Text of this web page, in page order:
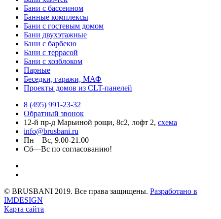
Бани с бассеином
Банные комплексы
Бани с гостевым домом
Бани двухэтажные
Бани с барбекю
Бани с террасой
Бани с хозблоком
Парные
Беседки, гаражи, МАФ
Проекты домов из CLT-панелей
8 (495) 991-23-32
Обратный звонок
12-й пр-д Марьиной рощи, 8с2, лофт 2, схема
info@brusbani.ru
Пн—Вс, 9.00-21.00
Сб—Вс по согласованию!
© BRUSBANI 2019. Все права защищены. Разработано в
IMDESIGN
Карта сайта